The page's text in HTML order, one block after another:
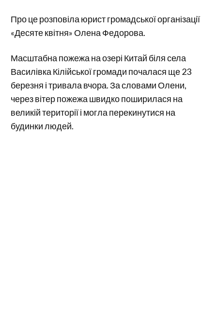
Про це розповіла юрист громадської організації
«Десяте квітня» Олена Федорова.
Масштабна пожежа на озері Китай біля села
Василівка Кілійської громади почалася ще 23
березня і тривала вчора. За словами Олени,
через вітер пожежа швидко поширилася на
великій території і могла перекинутися на
будинки людей.